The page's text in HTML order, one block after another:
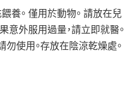
養。 僅用於動物。 請放在兒
意外服用過量，請立即就醫。
使用。存放在陰涼乾燥處。